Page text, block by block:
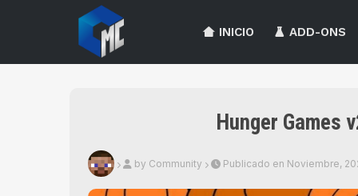
INICIO ADD-ONS
Hunger Games
by Community Publicado en Noviembre,